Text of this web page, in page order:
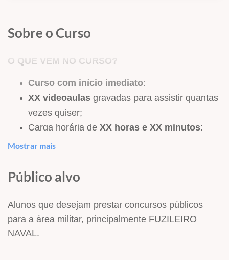
Sobre o Curso
O QUE VEM NO CURSO?
Curso com início imediato:
XX videoaulas gravadas para assistir quantas
vezes quiser;
Carga horária de XX horas e XX minutos;
Conteúdos na ordem do que é mais cobrado,
Todo material de apoio em PDF para
Incluído as questões das provas de2020,
2021, 2022 e 2023
Prazo de acesso de
Mostrar mais
Público alvo
Alunos que desejam prestar concursos públicos
para a área militar, principalmente FUZILEIRO
NAVAL.